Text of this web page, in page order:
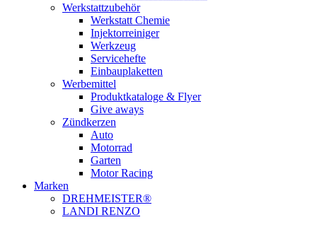
Werkstattzubehör
Werkstatt Chemie
Injektorreiniger
Werkzeug
Servicehefte
Einbauplaketten
Werbemittel
Produktkataloge & Flyer
Give aways
Zündkerzen
Auto
Motorrad
Garten
Motor Racing
Marken
DREHMEISTER®
LANDI RENZO